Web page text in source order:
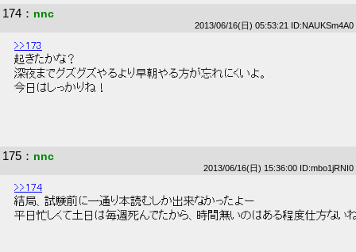
174 ： nnc
2013/06/16(日) 05:53:21 ID:NAUKSm4A0
>>173
起きたかな？
深夜までグズグズやるより早朝やる方が忘れにくいよ。
今日はしっかりね！
175 ： nnc
2013/06/16(日) 15:36:00 ID:mbo1jRNI0
>>174
結局、試験前に一通り本読むしか出来なかったよー
平日忙しくて土日は毎週死んでたから、時間無いのはある程度仕方ない